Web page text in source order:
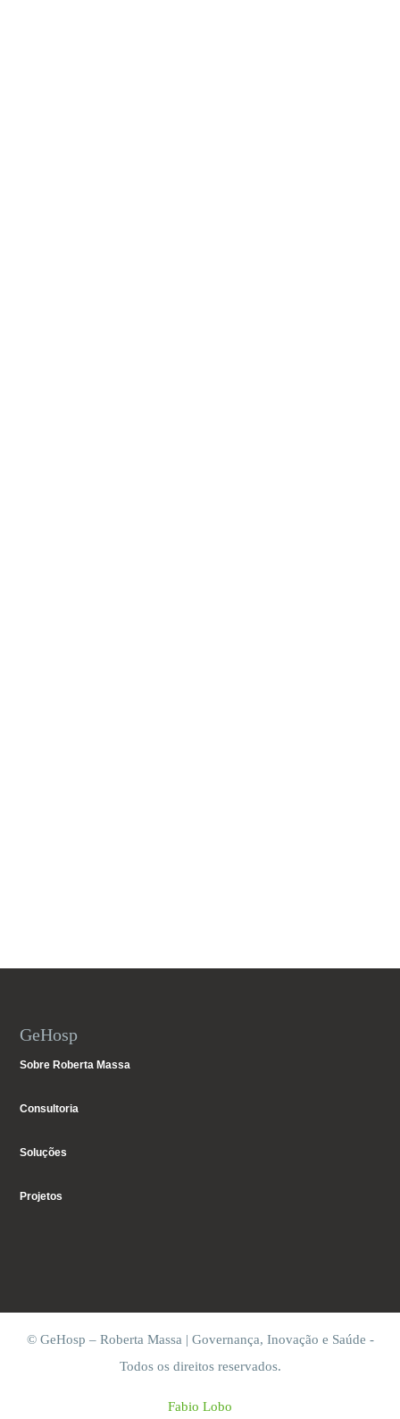
GeHosp
Sobre Roberta Massa
Consultoria
Soluções
Projetos
© GeHosp – Roberta Massa | Governança, Inovação e Saúde -
Todos os direitos reservados.
Fabio Lobo